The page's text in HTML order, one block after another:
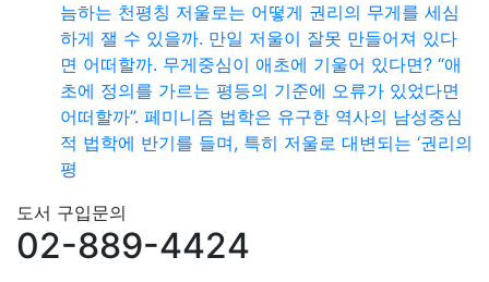
늠하는 천평칭 저울로는 어떻게 권리의 무게를 세심
하게 잴 수 있을까. 만일 저울이 잘못 만들어져 있다
면 어떠할까. 무게중심이 애초에 기울어 있다면? “애
초에 정의를 가르는 평등의 기준에 오류가 있었다면
어떠할까”. 페미니즘 법학은 유구한 역사의 남성중심
적 법학에 반기를 들며, 특히 저울로 대변되는 ‘권리의
평
도서 구입문의
02-889-4424